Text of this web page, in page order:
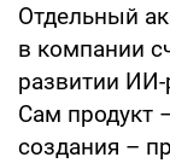
Отдельный
в компании
развитии
Сам продукт
создания –